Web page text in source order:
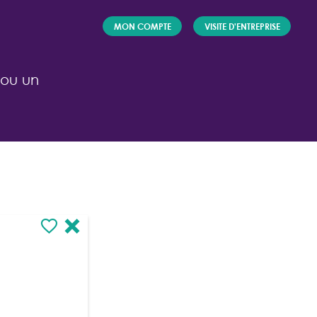
un
MON COMPTE VISITE D'ENTREPRISE
FORMATION/